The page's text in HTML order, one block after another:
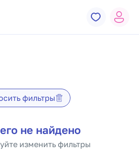
фильтры
не найдено
изменить фильтры